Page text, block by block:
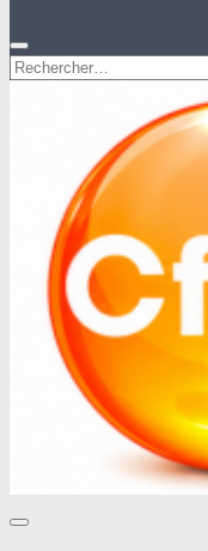
Rechercher :